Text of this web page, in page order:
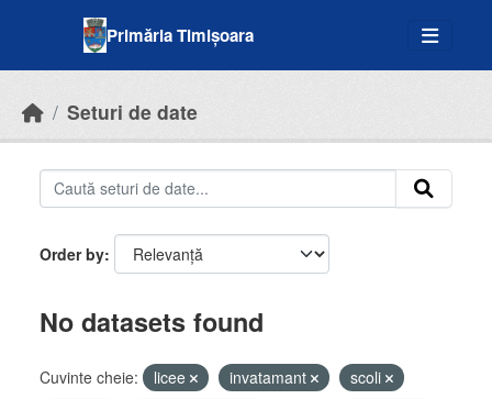
Primăria Timișoara
Seturi de date
Order by
No datasets found
Cuvinte cheie: licee invatamant
scoli